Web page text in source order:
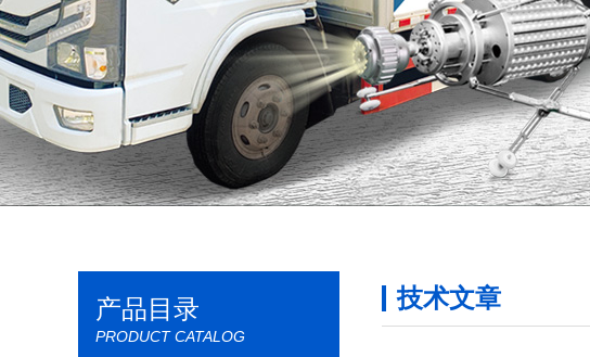
产品目录
PRODUCT CATALOG
技术文章